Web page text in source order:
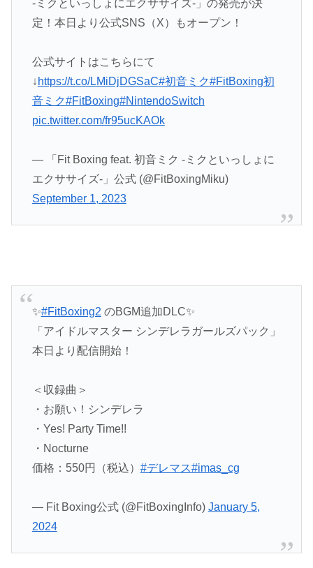
-ミクといっしょにエクササイズ-」の発売が決
定！本日より公式SNS（X）もオープン！
公式サイトはこちらにて
↓ https://t.co/LMiDjDGSaC#初音ミク#FitBoxing初
音ミク#FitBoxing#NintendoSwitch
pic.twitter.com/fr95ucKAOk
— 「Fit Boxing feat. 初音ミク -ミクといっしょに
エクササイズ-」公式 (@FitBoxingMiku)
September 1, 2023
✨#FitBoxing2 のBGM追加DLC✨
「アイドルマスター シンデレラガールズパック」
本日より配信開始！
＜収録曲＞
・お願い！シンデレラ
・Yes! Party Time!!
・Nocturne
価格：550円（税込） #デレマス#imas_cg
— Fit Boxing公式 (@FitBoxingInfo) January 5,
2024